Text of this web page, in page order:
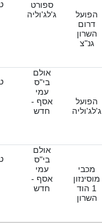
הפועל
דרום
השרון
גנ"צ
ספורט
ג'לג'וליה
הפועל
ג'לג'וליה
אולם
בי"ס
עמי
אסף -
חדש
מכבי
מוסינזון
1 הוד
השרון
אולם
בי"ס
עמי
אסף -
חדש